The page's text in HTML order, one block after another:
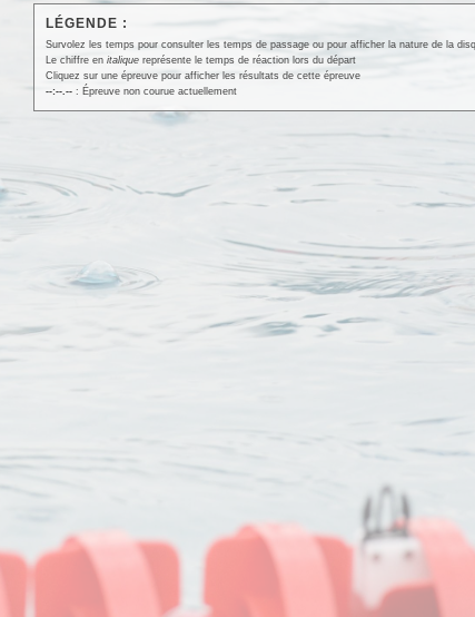
LÉGENDE :
Survolez les temps pour consulter les temps de passage ou pour afficher la nature de la
Le chiffre en italiquereprésente le temps de réaction lors du départ
Cliquez sur une épreuve pour afficher les résultats de cette épreuve
--:--.--: Épreuve non courue actuellement